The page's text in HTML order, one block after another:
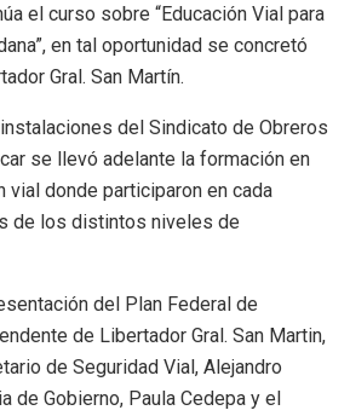
el curso sobre “Educación Vial para
en tal oportunidad se concretó
Gral. San Martín.
del Sindicato de Obreros
se llevó adelante la formación en
vial donde participaron en cada
de los distintos niveles de
del Plan Federal de
de Libertador Gral. San Martin,
de Seguridad Vial, Alejandro
de Gobierno, Paula Cedepa y el